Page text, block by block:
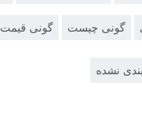
گونی چیست گونی قیمت
نشده